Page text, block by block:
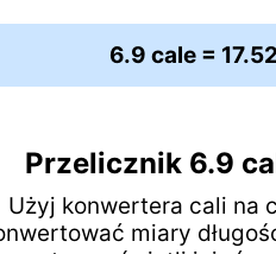
6.9 cale =
Przelicznik 6.9
Użyj konwertera cali na
miary